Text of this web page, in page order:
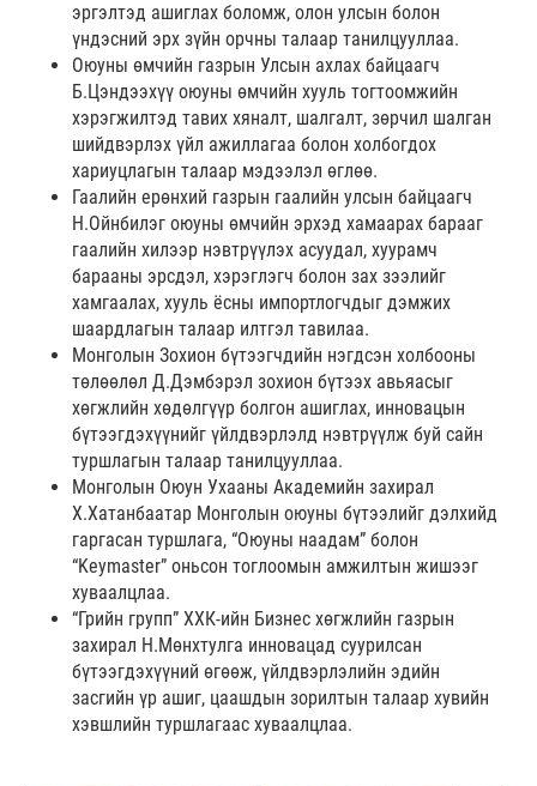
эргэлтэд ашиглах боломж, олон улсын болон
үндэсний эрх зүйн орчны талаар танилцууллаа.
Оюуны өмчийн газрын Улсын ахлах байцаагч
Б.Цэндээхүү оюуны өмчийн хууль тогтоомжийн
хэрэгжилтэд тавих хяналт, шалгалт, зөрчил шалган
шийдвэрлэх үйл ажиллагаа болон холбогдох
хариуцлагын талаар мэдээлэл өглөө.
Гаалийн ерөнхий газрын гаалийн улсын байцаагч
Н.Ойнбилэг оюуны өмчийн эрхэд хамаарах барааг
гаалийн хилээр нэвтрүүлэх асуудал, хуурамч
барааны эрсдэл, хэрэглэгч болон зах зээлийг
хамгаалах, хууль ёсны импортлогчдыг дэмжих
шаардлагын талаар илтгэл тавилаа.
Монголын Зохион бүтээгчдийн нэгдсэн холбооны
төлөөлөл Д.Дэмбэрэл зохион бүтээх авьяасыг
хөгжлийн хөдөлгүүр болгон ашиглах, инновацын
бүтээгдэхүүнийг үйлдвэрлэлд нэвтрүүлж буй сайн
туршлагын талаар танилцууллаа.
Монголын Оюун Ухааны Академийн захирал
Х.Хатанбаатар Монголын оюуны бүтээлийг дэлхийд
гаргасан туршлага, “Оюуны наадам” болон
“Keymaster” оньсон тоглоомын амжилтын жишээг
хуваалцлаа.
“Грийн групп” ХХК-ийн Бизнес хөгжлийн газрын
захирал Н.Мөнхтулга инновацад суурилсан
бүтээгдэхүүний өгөөж, үйлдвэрлэлийн эдийн
засгийн үр ашиг, цаашдын зорилтын талаар хувийн
хэвшлийн туршлагаас хуваалцлаа.